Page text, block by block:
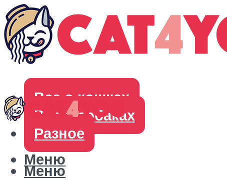
Все о кошках
Все о собаках
Разное
Меню
Меню